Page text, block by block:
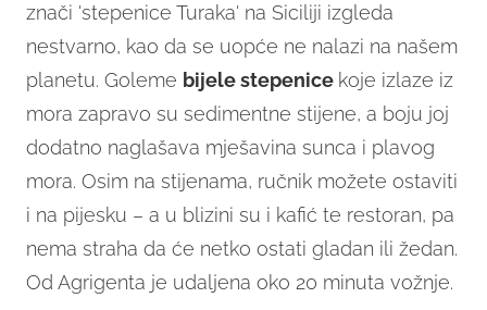
znači 'stepenice Turaka' na Siciliji izgleda
nestvarno, kao da se uopće ne nalazi na našem
planetu. Goleme bijele stepenice koje izlaze iz
mora zapravo su sedimentne stijene, a boju joj
dodatno naglašava mješavina sunca i plavog
mora. Osim na stijenama, ručnik možete ostaviti
i na pijesku – a u blizini su i kafić te restoran, pa
nema straha da će netko ostati gladan ili žedan.
Od Agrigenta je udaljena oko 20 minuta vožnje.